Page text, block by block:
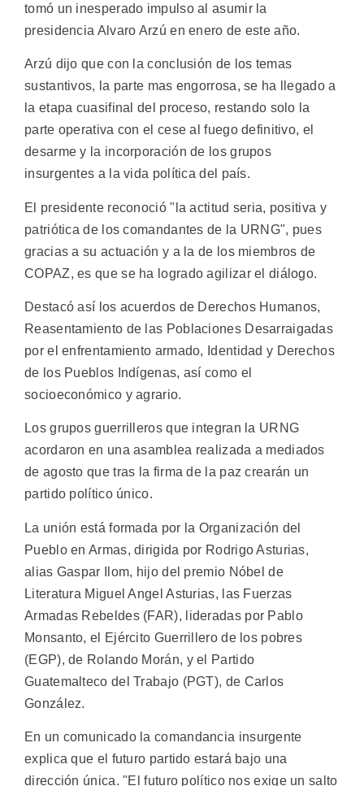
tomó un inesperado impulso al asumir la
presidencia Alvaro Arzú en enero de este año.
Arzú dijo que con la conclusión de los temas
sustantivos, la parte mas engorrosa, se ha llegado a
la etapa cuasifinal del proceso, restando solo la
parte operativa con el cese al fuego definitivo, el
desarme y la incorporación de los grupos
insurgentes a la vida política del país.
El presidente reconoció "la actitud seria, positiva y
patriótica de los comandantes de la URNG", pues
gracias a su actuación y a la de los miembros de
COPAZ, es que se ha logrado agilizar el diálogo.
Destacó así los acuerdos de Derechos Humanos,
Reasentamiento de las Poblaciones Desarraigadas
por el enfrentamiento armado, Identidad y Derechos
de los Pueblos Indígenas, así como el
socioeconómico y agrario.
Los grupos guerrilleros que integran la URNG
acordaron en una asamblea realizada a mediados
de agosto que tras la firma de la paz crearán un
partido político único.
La unión está formada por la Organización del
Pueblo en Armas, dirigida por Rodrigo Asturias,
alias Gaspar Ilom, hijo del premio Nóbel de
Literatura Miguel Angel Asturias, las Fuerzas
Armadas Rebeldes (FAR), lideradas por Pablo
Monsanto, el Ejército Guerrillero de los pobres
(EGP), de Rolando Morán, y el Partido
Guatemalteco del Trabajo (PGT), de Carlos
González.
En un comunicado la comandancia insurgente
explica que el futuro partido estará bajo una
dirección única. "El futuro político nos exige un salto